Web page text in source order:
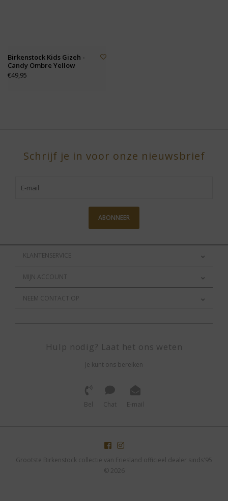
Birkenstock Kids Gizeh -
Candy Ombre Yellow
€49,95
Schrijf je in voor onze nieuwsbrief
ABONNEER
KLANTENSERVICE
MIJN ACCOUNT
NEEM CONTACT OP
Hulp nodig? Laat het ons weten
Je kunt ons bereiken
Bel Chat E-mail
Grootste Birkenstock collectie van Friesland officieel dealer sinds'95
© 2026